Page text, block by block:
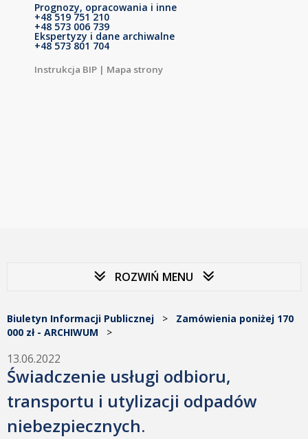
Prognozy, opracowania i inne
+48 519 751 210
+48 573 006 739
Ekspertyzy i dane archiwalne
+48 573 801 704
Instrukcja BIP | Mapa strony
ROZWIŃ MENU
Biuletyn Informacji Publicznej > Zamówienia poniżej 170
000 zł - ARCHIWUM >
13.06.2022
Świadczenie usługi odbioru,
transportu i utylizacji odpadów
niebezpiecznych.